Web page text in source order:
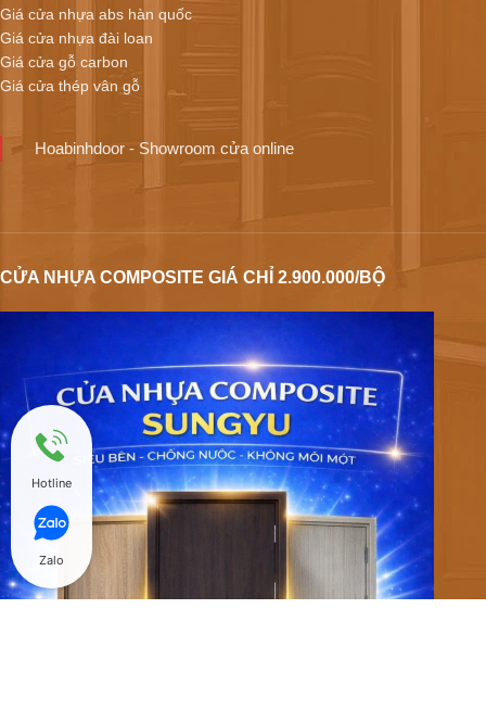
Giá cửa nhựa abs hàn quốc
Giá cửa nhựa đài loan
Giá cửa gỗ carbon
Giá cửa thép vân gỗ
Hoabinhdoor - Showroom cửa online
CỬA NHỰA COMPOSITE GIÁ CHỈ 2.900.000/BỘ
Hotline
Zalo